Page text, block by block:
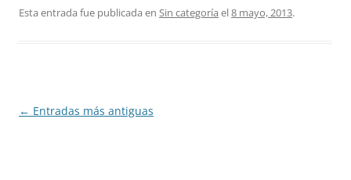
Esta entrada fue publicada en Sin categoría el8 mayo, 2013.
Navegación
← Entradas más antiguas